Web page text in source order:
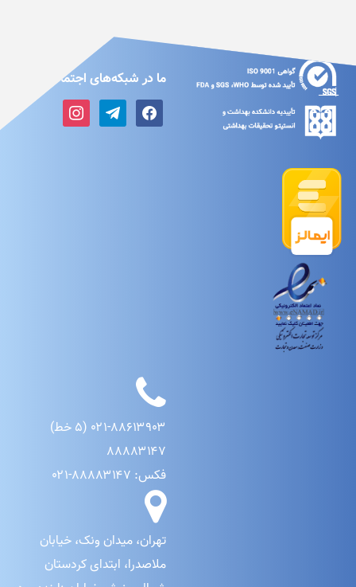
ما در شبکه‌های اجتماعی
facebook
telegram
instagram
۰۲۱-۸۸۶۱۳۹۰۳ (۵ خط)
۸۸۸۸۳۱۴۷
فکس: ۸۸۸۸۳۱۴۷-۰۲۱
تهران، میدان ونک، خیابان
ملاصدرا، ابتدای کردستان